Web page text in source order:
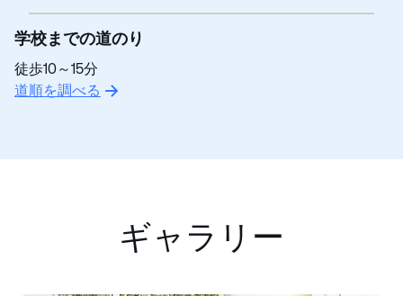
道順を調べる
学校までの道のり
徒歩10～15分
ギャラリー